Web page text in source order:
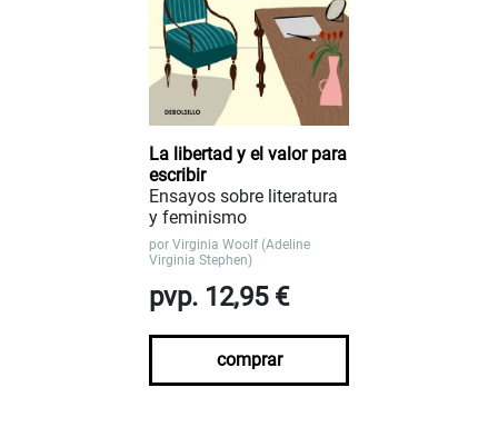
La libertad y el valor para
escribir
Ensayos sobre literatura
y feminismo
por Virginia Woolf (Adeline
Virginia Stephen)
pvp. 12,95 €
comprar